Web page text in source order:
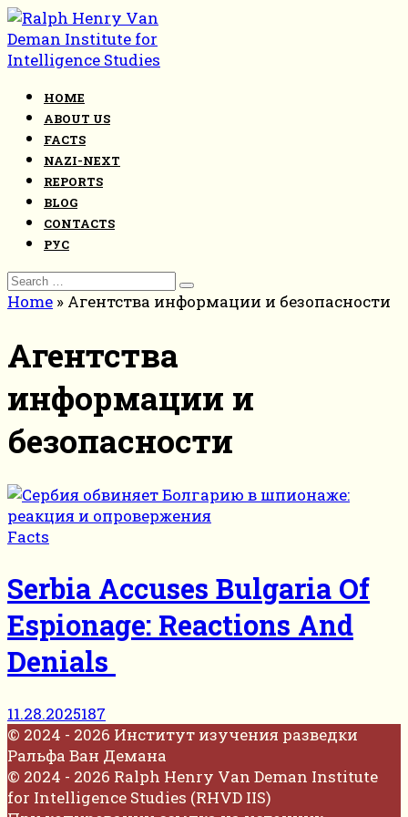
Skip
to
content
HOME
ABOUT US
FACTS
NAZI-NEXT
REPORTS
BLOG
CONTACTS
РУС
Search
for:
Home » Агентства информации и безопасности
Агентства
информации и
безопасности
Facts
Serbia Accuses Bulgaria Of
Espionage: Reactions And
Denials
11.28.2025187
© 2024 - 2026 Институт изучения разведки
Ральфа Ван Демана
© 2024 - 2026 Ralph Henry Van Deman Institute
for Intelligence Studies (RHVD IIS)